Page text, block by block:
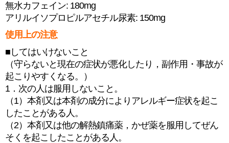
無水カフェイン: 180mg
アリルイソプロピルアセチル尿素: 150mg
使用上の注意
■してはいけないこと
（守らないと現在の症状が悪化したり，副作用・事故が
起こりやすくなる。）
1．次の人は服用しないこと。
（1）本剤又は本剤の成分によりアレルギー症状を起こ
したことがある人。
（2）本剤又は他の解熱鎮痛薬，かぜ薬を服用してぜん
そくを起こしたことがある人。